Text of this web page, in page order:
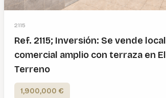
2115
Ref. 2115; Inversión: Se vende local
comercial amplio con terraza en El
Terreno
1,900,000 €